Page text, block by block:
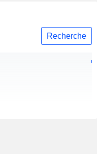
Recherche